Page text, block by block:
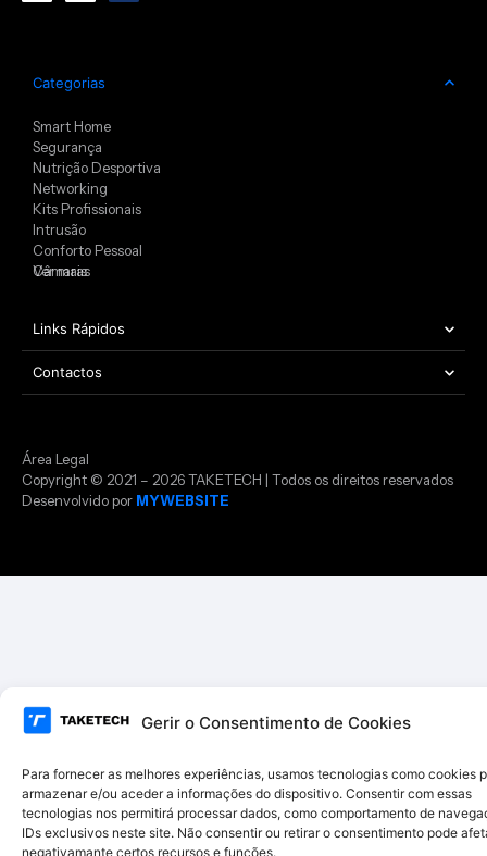
Gerir o Consentimento de Cookies
Para fornecer as melhores experiências, usamos tecnologias como cookies
armazenar e/ou aceder a informações do dispositivo. Consentir com essas
tecnologias nos permitirá processar dados, como comportamento de
IDs exclusivos neste site. Não consentir ou retirar o consentimento pode
negativamante certos recursos e funções.
Categorias
Smart Home
Segurança
Nutrição Desportiva
Networking
Kits Profissionais
Intrusão
Conforto Pessoal
Câmaras
Ver mais
Links Rápidos
Contactos
Copyright © 2021 – 2026 TAKETECH | Todos os direitos reservados
Desenvolvido por MYWEBSITE
Área Legal